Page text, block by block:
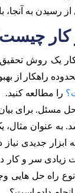
از رسیدن به
کار
یک روش تحقیق
راهکار از
را مطالعه کنید.
مسئل. برای
به عنوان
جدیدی نیاز
زیادی سر و
حل هایی